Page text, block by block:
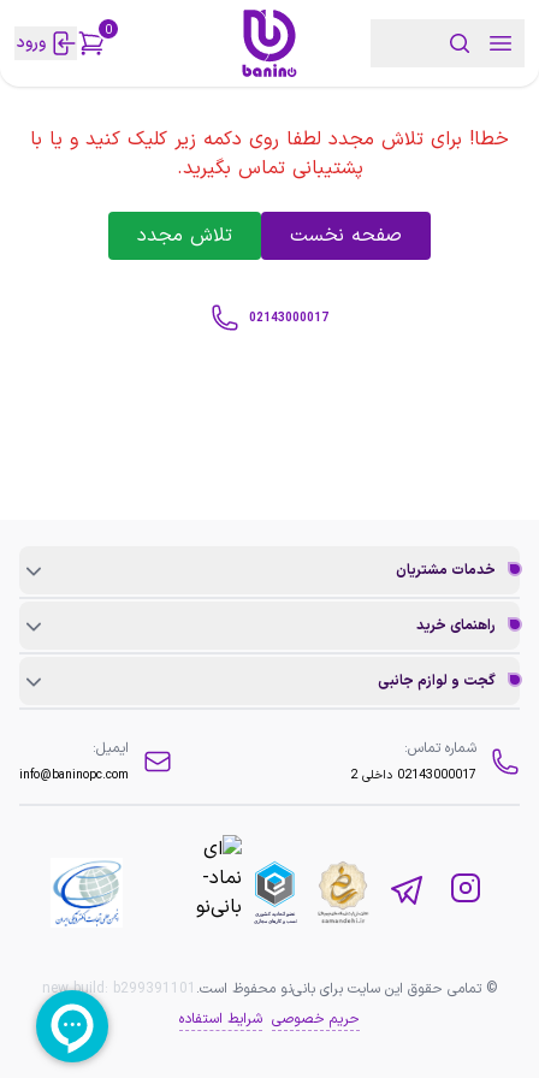
0 ورود
خطا! برای تلاش مجدد لطفا روی دکمه زیر کلیک کنید و یا با
پشتیبانی تماس بگیرید.
صفحه نخست تلاش مجدد
02143000017
خدمات مشتریان
راهنمای خرید
گجت و لوازم جانبی
شماره تماس:
02143000017 داخلی 2
ایمیل:
info@baninopc.com
© تمامی حقوق این سایت برای بانی‌نو محفوظ است. new build: b299391101
حریم خصوصی شرایط استفاده